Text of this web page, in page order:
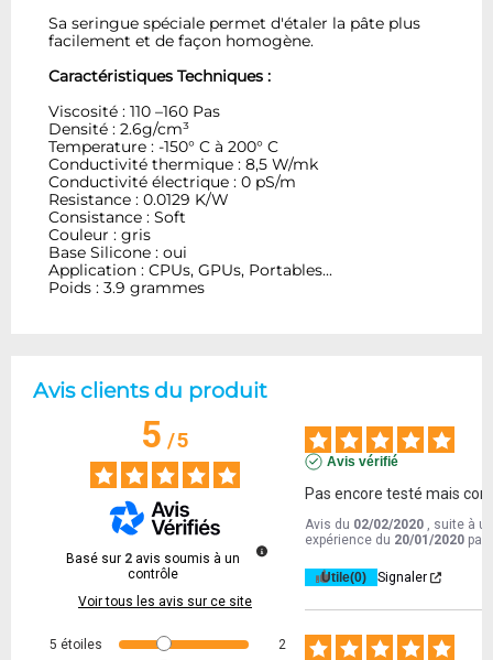
Sa seringue spéciale permet d'étaler la pâte plus
facilement et de façon homogène.
Caractéristiques Techniques :
Viscosité : 110 –160 Pas
Densité : 2.6g/cm³
Temperature : -150° C à 200° C
Conductivité thermique : 8,5 W/mk
Conductivité électrique : 0 pS/m
Resistance : 0.0129 K/W
Consistance : Soft
Couleur : gris
Base Silicone : oui
Application : CPUs, GPUs, Portables...
Poids : 3.9 grammes
Avis clients du produit
5/5
Basé sur 2 avis soumis à un
contrôle
Voir tous les avis sur ce site
5 étoiles
2
Avis vérifié
Pas encore testé mais
Avis du 02/02/2020 , suite à
expérience du 20/01/2020 par
Utile(0) Signaler